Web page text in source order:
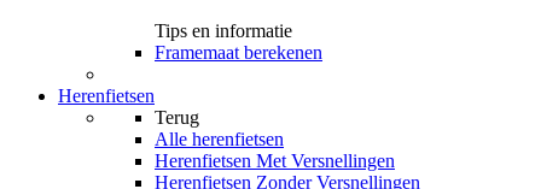
Tips en informatie
Framemaat berekenen
Herenfietsen
Terug
Alle herenfietsen
Herenfietsen Met Versnellingen
Herenfietsen Zonder Versnellingen